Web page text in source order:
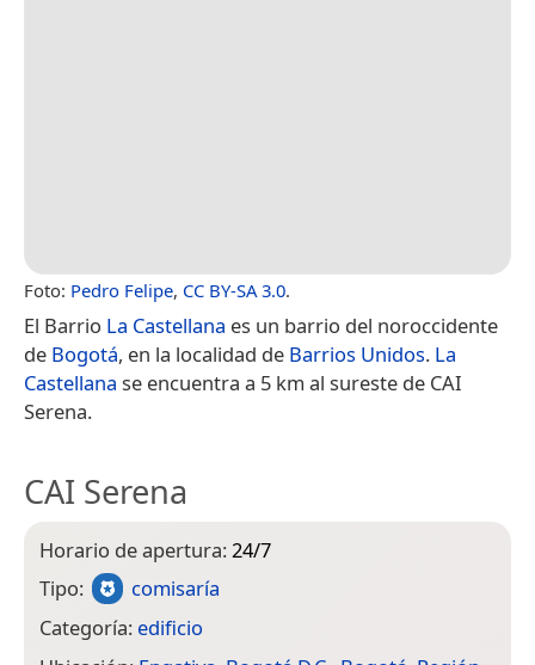
Foto: Pedro Felipe, CC BY-SA 3.0.
El Barrio La Castellana es un barrio del noroccidente
de Bogotá, en la localidad de Barrios Unidos. La
Castellana se encuentra a 5 km al sureste de CAI
Serena.
CAI Serena
Horario de apertura:24/7
Tipo:
comisaría
Categoría: edificio